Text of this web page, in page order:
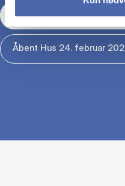
Åbent Hus 29. januar 2027
Åbent Hus 24. februar